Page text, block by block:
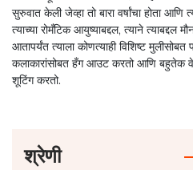
सुरुवात केली जेव्हा तो बारा वर्षांचा होता आणि
त्याच्या रोमँटिक आयुष्याबद्दल, त्याने
आतापर्यंत त्याला कोणत्याही विशिष्ट
कलाकारांसोबत हँग आउट करतो आणि बहुतेक
शूटिंग करतो.
श्रेणी